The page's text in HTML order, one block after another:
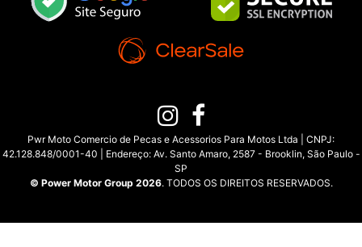
Pwr Moto Comercio de Pecas e Acessorios Para Motos Ltda | CNPJ:
42.128.848/0001-40 | Endereço: Av. Santo Amaro, 2587 - Brooklin, São Paulo -
SP
© Power Motor Group 2026. TODOS OS DIREITOS RESERVADOS.